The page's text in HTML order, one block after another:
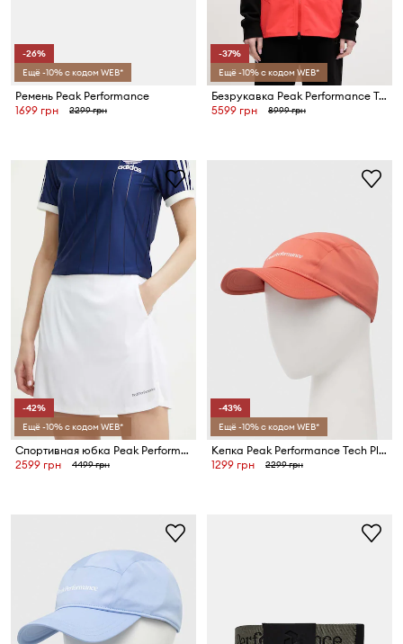
-26%
Ещё -10% с кодом WEB*
Ремень Peak Performance
1699 грн
2299 грн
-37%
Ещё -10% с кодом WEB*
Безрукавка Peak Performance Trailblazer
5599 грн
8999 грн
-42%
Ещё -10% с кодом WEB*
Спортивная юбка Peak Performance Player
2599 грн
4499 грн
-43%
Ещё -10% с кодом WEB*
Кепка Peak Performance Tech Player
1299 грн
2299 грн